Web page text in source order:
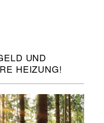
UND
HEIZUNG!